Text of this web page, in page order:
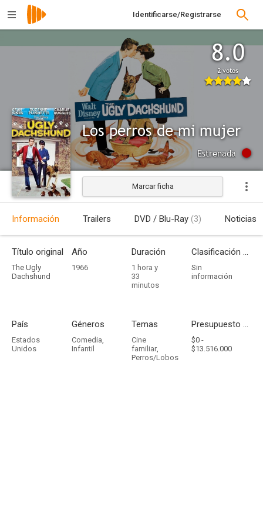
Identificarse/Registrarse
8.0
2 votos
Los perros de mi mujer
Estrenada
Marcar ficha
Información Trailers DVD / Blu-Ray (3) Noticias
Título original
The Ugly
Dachshund
Año
1966
Duración
1 hora y
33
minutos
Clasificación por edades
Sin
información
País
Estados
Unidos
Géneros
Comedia,
Infantil
Temas
Cine
familiar,
Perros/Lobos
Presupuesto - Ingresos
$0 -
$13.516.000